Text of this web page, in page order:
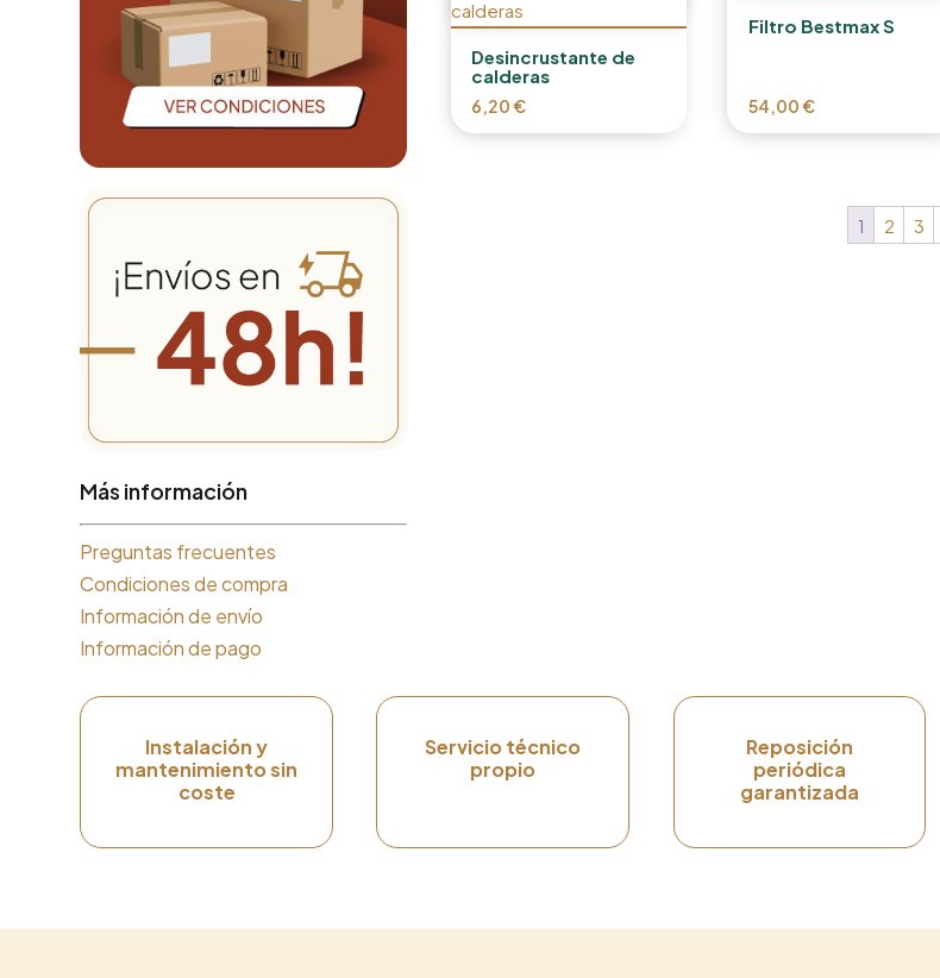
Más información
Preguntas frecuentes
Condiciones de compra
Información de envío
Información de pago
Desincrustante de
calderas
6,20€
Filtro Bestmax S
54,00€
1 2 3
Instalación y
mantenimiento sin
coste
Servicio técnico
propio
Reposición
periódica
garantizada